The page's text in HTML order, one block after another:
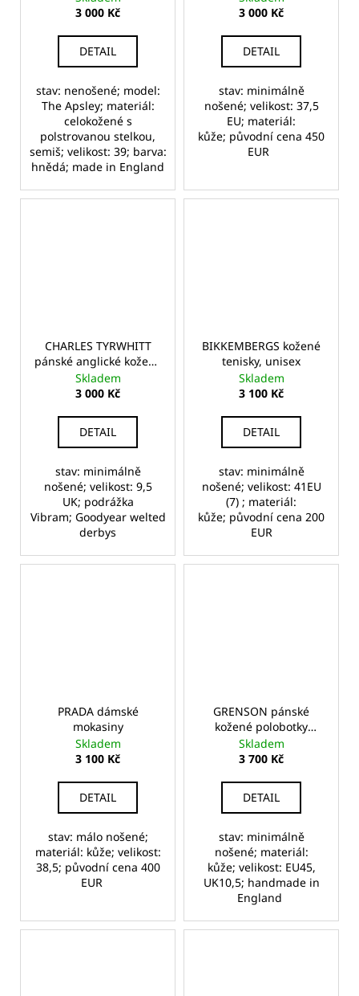
3 000 Kč
DETAIL
stav: nenošené; model:
The Apsley; materiál:
celokožené s
polstrovanou stelkou,
semiš; velikost: 39; barva:
hnědá; made in England
3 000 Kč
DETAIL
stav: minimálně
nošené; velikost: 37,5
EU; materiál:
kůže; původní cena 450
EUR
CHARLES TYRWHITT
pánské anglické kožené
polobotky
Skladem
3 000 Kč
DETAIL
stav: minimálně
nošené; velikost: 9,5
UK; podrážka
Vibram; Goodyear welted
derbys
BIKKEMBERGS kožené
tenisky, unisex
Skladem
3 100 Kč
DETAIL
stav: minimálně
nošené; velikost: 41EU
(7) ; materiál:
kůže; původní cena 200
EUR
PRADA dámské
mokasiny
Skladem
3 100 Kč
DETAIL
stav: málo nošené;
materiál: kůže; velikost:
38,5; původní cena 400
EUR
GRENSON pánské
kožené polobotky
(loafers)
Skladem
3 700 Kč
DETAIL
stav: minimálně
nošené; materiál:
kůže; velikost: EU45,
UK10,5; handmade in
England